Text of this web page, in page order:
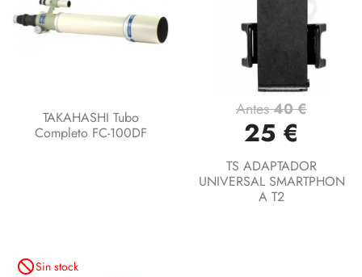
TAKAHASHI Tubo
Completo FC-100DF
Antes40 €
25 €
TS ADAPTADOR
UNIVERSAL SMARTPHON
A T2
not_interestedSin stock